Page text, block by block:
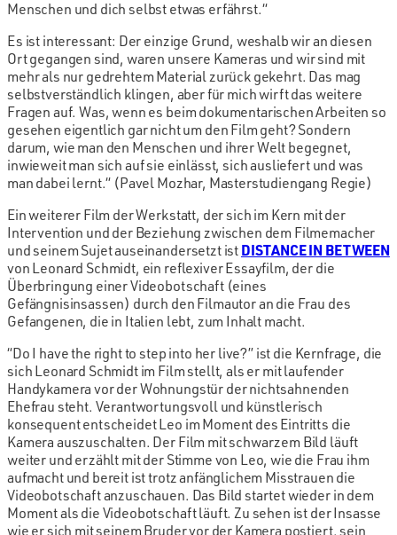
Menschen und dich selbst etwas erfährst.“
Es ist interessant: Der einzige Grund, weshalb wir an diesen
Ort gegangen sind, waren unsere Kameras und wir sind mit
mehr als nur gedrehtem Material zurück gekehrt. Das mag
selbstverständlich klingen, aber für mich wirft das weitere
Fragen auf. Was, wenn es beim dokumentarischen Arbeiten so
gesehen eigentlich gar nicht um den Film geht? Sondern
darum, wie man den Menschen und ihrer Welt begegnet,
inwieweit man sich auf sie einlässt, sich ausliefert und was
man dabei lernt.“ (Pavel Mozhar, Masterstudiengang Regie)
Ein weiterer Film der Werkstatt, der sich im Kern mit der
Intervention und der Beziehung zwischen dem Filmemacher
und seinem Sujet auseinandersetzt istDISTANCE IN BETWEEN
von Leonard Schmidt, ein reflexiver Essayfilm, der die
Überbringung einer Videobotschaft (eines
Gefängnisinsassen) durch den Filmautor an die Frau des
Gefangenen, die in Italien lebt, zum Inhalt macht.
“Do I have the right to step into her live?” ist die Kernfrage, die
sich Leonard Schmidt im Film stellt, als er mit laufender
Handykamera vor der Wohnungstür der nichtsahnenden
Ehefrau steht. Verantwortungsvoll und künstlerisch
konsequent entscheidet Leo im Moment des Eintritts die
Kamera auszuschalten. Der Film mit schwarzem Bild läuft
weiter und erzählt mit der Stimme von Leo, wie die Frau ihm
aufmacht und bereit ist trotz anfänglichem Misstrauen die
Videobotschaft anzuschauen. Das Bild startet wieder in dem
Moment als die Videobotschaft läuft. Zu sehen ist der Insasse
wie er sich mit seinem Bruder vor der Kamera postiert, sein